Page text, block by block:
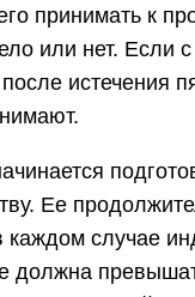
принимать к
или нет. Если
истечения
Ее
каждом случае
должна